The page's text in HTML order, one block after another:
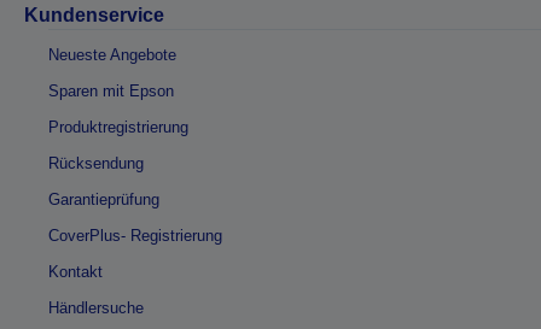
Kundenservice
Neueste Angebote
Sparen mit Epson
Produktregistrierung
Rücksendung
Garantieprüfung
CoverPlus- Registrierung
Kontakt
Händlersuche